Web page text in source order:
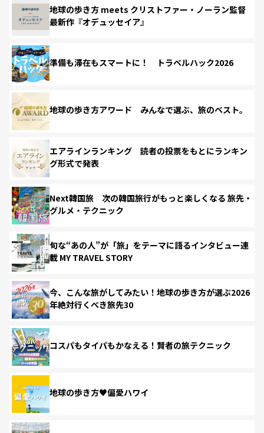
地球の歩き方 meets クリストファー・ノーラン監督
最新作『オデュッセイア』
準備も滞在もスマートに！ トラベルハック2026
地球の歩き方アワード みんなで選ぶ、旅のベスト。
エアラインランキング 読者の投票をもとにランキン
グ形式で発表
Next韓国旅 次の韓国旅行がもっと楽しくなる 旅先・
グルメ・テクニック
旬な“あの人”が「旅」をテーマに語るインタビュー連
載 MY TRAVEL STORY
今、こんな旅がしてみたい！地球の歩き方が選ぶ2026
年絶対行くべき旅先30
コスパもタイパもかなえる！賢者の旅テクニック
地球の歩き方♥偏愛ハワイ